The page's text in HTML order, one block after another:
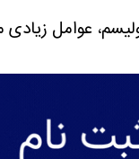
عوامل